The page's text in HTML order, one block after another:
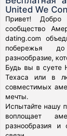
United We
Привет! Добро
сообщество
dating.com
побережья
разнообразие,
Будь вы в суете
Техаса или в
совместимых
мечты.
Испытайте нашу
воплощает
разнообразия